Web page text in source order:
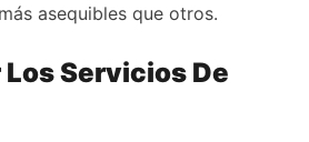
asequibles que otros.
Servicios De